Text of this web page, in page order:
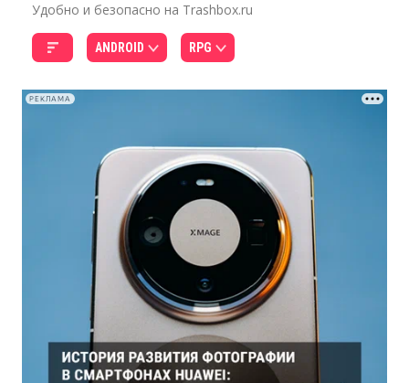
Удобно и безопасно на Trashbox.ru
ANDROID RPG
РЕКЛАМА